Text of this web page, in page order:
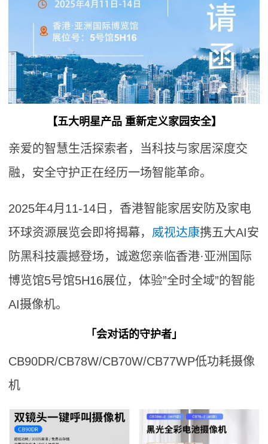
【五大明星产品 重新定义家园安全】
亲爱的智慧生活探索者，当科技与家居深度交
融，安全守护正在经历一场智能革命。
2025年4月11-14日，香港智能家居安防及家电
环球资源展览会即将揭幕， 威视达康携五大AI安
防黑科技震撼登场，诚邀您亲临香港·亚洲国际
博览馆5号馆5H16展位，体验”全时全域”的智能
AI摄像机。
「会对话的守护者」
CB90DR/CB78W/CB70W/CB77WP低功耗摄像
机